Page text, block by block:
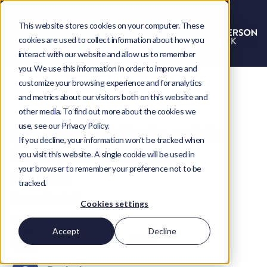
This website stores cookies on your computer. These
cookies are used to collect information about how you
interact with our website and allow us to remember
you. We use this information in order to improve and
customize your browsing experience and for analytics
and metrics about our visitors both on this website and
other media. To find out more about the cookies we
use, see our Privacy Policy.
If you decline, your information won’t be tracked when
you visit this website. A single cookie will be used in
your browser to remember your preference not to be
tracked.
Cookies settings
Accept Decline
10 Dinge, auf die du auf der
SuiteWorld 2023 achten
solltest
Teilen
LinkedIn Twitter